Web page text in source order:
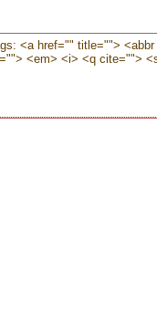
<a href="" title="">
<em> <i> <q cite="">